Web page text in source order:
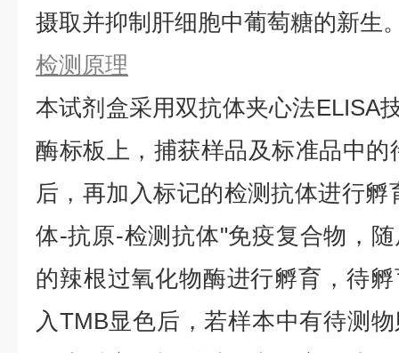
摄取并抑制肝细胞中葡萄糖的新生
检测原理
本试剂盒采用双抗体夹心法ELISA
酶标板上，捕获样品及标准品中的
后，再加入标记的检测抗体进行孵
体-抗原-检测抗体"免疫复合物，
的辣根过氧化物酶进行孵育，待
入TMB显色后，若样本中有待测